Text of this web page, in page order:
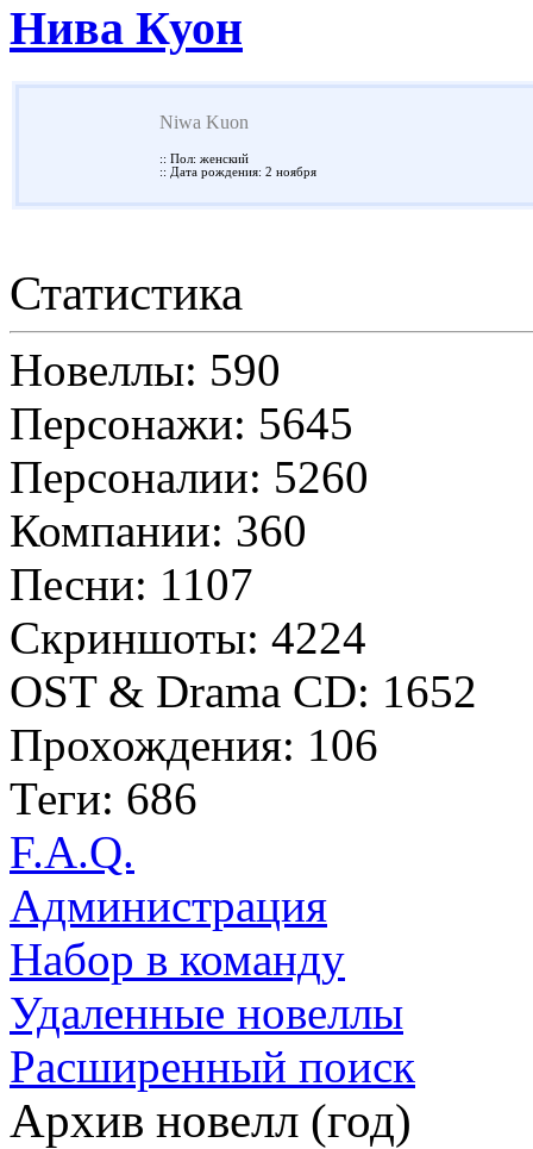
Нива Куон
Niwa Kuon
:: Пол: женский
:: Дата рождения: 2 ноября
Статистика
Новеллы: 590
Персонажи: 5645
Персоналии: 5260
Компании: 360
Песни: 1107
Скриншоты: 4224
OST & Drama CD: 1652
Прохождения: 106
Теги: 686
F.A.Q.
Администрация
Набор в команду
Удаленные новеллы
Расширенный поиск
Архив новелл (год)